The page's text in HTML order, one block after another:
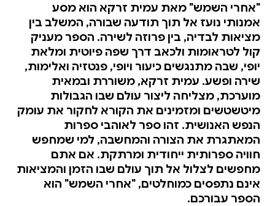
"אחרי השמש" מאת עמית זרקא הוא מסע
אמנותי נועז אל תוך תודעה שבורה, המשלב בין
מציאות לבדיה, בין פרוזה לשירה. הספר מעניק
קול לטראומות ולכאב דרך שפה פיוטית ומלאת
יופי, שבה מתנגשים כיעור ויופי, פנטזיה ואלימות,
שירה ופשע. עמית זרקא, משוררת ובמאית
מוערכת, מצליחה ליצור עולם שבו הגבולות
מיטשטשים ומזמינים את הקורא לחקור את עומק
הנפש האנושית. זהו ספר לאוהבי ספרות
המאתגרת את הצורה והמחשבה, למי שמחפש
חוויה ספרותית ייחודית ומרתקת. אם אתם
מחפשים לצלול אל תוך עולם שבו הזמן והמציאות
אינם נתפסים כמוחלטים, "אחרי השמש" הוא
הספר עבורכם.